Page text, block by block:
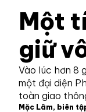
Một
giữ
Vào lúc hơn 8
một đại diện
toàn giao
Mặc Lâm, biên